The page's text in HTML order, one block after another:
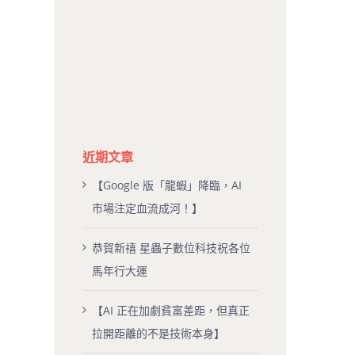
近期文章
【Google 版「龍蝦」降臨，AI
市場注定血流成河！】
恭賀新禧 星蟲子數位科技祝各位
馬年行大運
【AI 正在加劇貧富差距，但真正
拉開距離的不是技術本身】